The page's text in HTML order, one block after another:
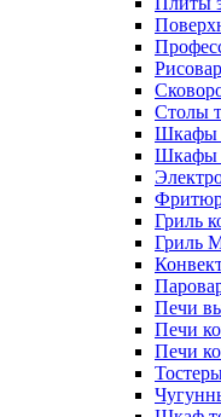
Столы
Шкафы
Шкафы
Гриль
Гриль
Печи
Печи
Печи